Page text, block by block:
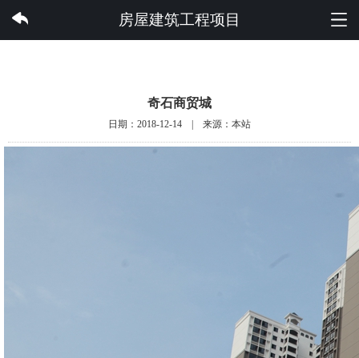
云开集团有限公司
房屋建筑工程项目
奇石商贸城
日期：2018-12-14 | 来源：本站